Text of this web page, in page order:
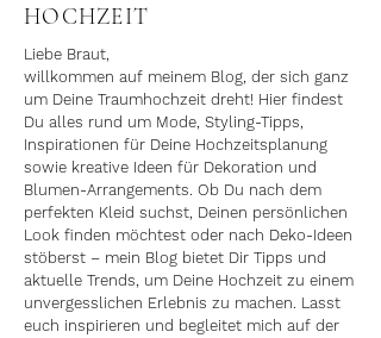
HOCHZEIT
Liebe Braut,
willkommen auf meinem Blog, der sich ganz
um Deine Traumhochzeit dreht! Hier findest
Du alles rund um Mode, Styling-Tipps,
Inspirationen für Deine Hochzeitsplanung
sowie kreative Ideen für Dekoration und
Blumen-Arrangements. Ob Du nach dem
perfekten Kleid suchst, Deinen persönlichen
Look finden möchtest oder nach Deko-Ideen
stöberst – mein Blog bietet Dir Tipps und
aktuelle Trends, um Deine Hochzeit zu einem
unvergesslichen Erlebnis zu machen. Lasst
euch inspirieren und begleitet mich auf der